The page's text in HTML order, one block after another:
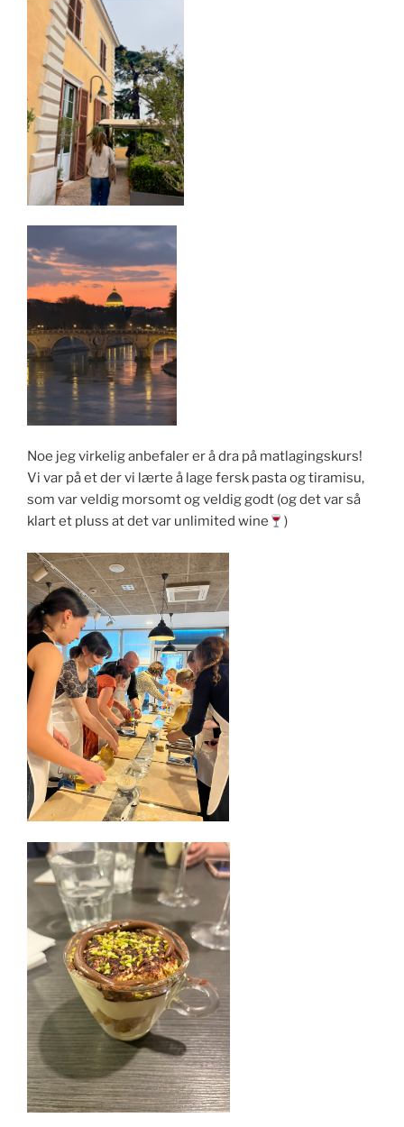
Noe jeg virkelig anbefaler er å dra på matlagingskurs!
Vi var på et der vi lærte å lage fersk pasta og tiramisu,
som var veldig morsomt og veldig godt (og det var så
klart et pluss at det var unlimited wine
)